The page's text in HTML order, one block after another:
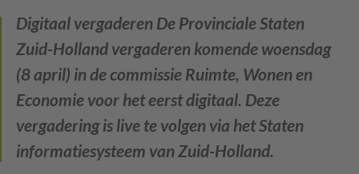
Digitaal vergaderen De Provinciale Staten
Zuid-Holland vergaderen komende woensdag
(8 april) in de commissie Ruimte, Wonen en
Economie voor het eerst digitaal. Deze
vergadering is live te volgen via het Staten
informatiesysteem van Zuid-Holland.